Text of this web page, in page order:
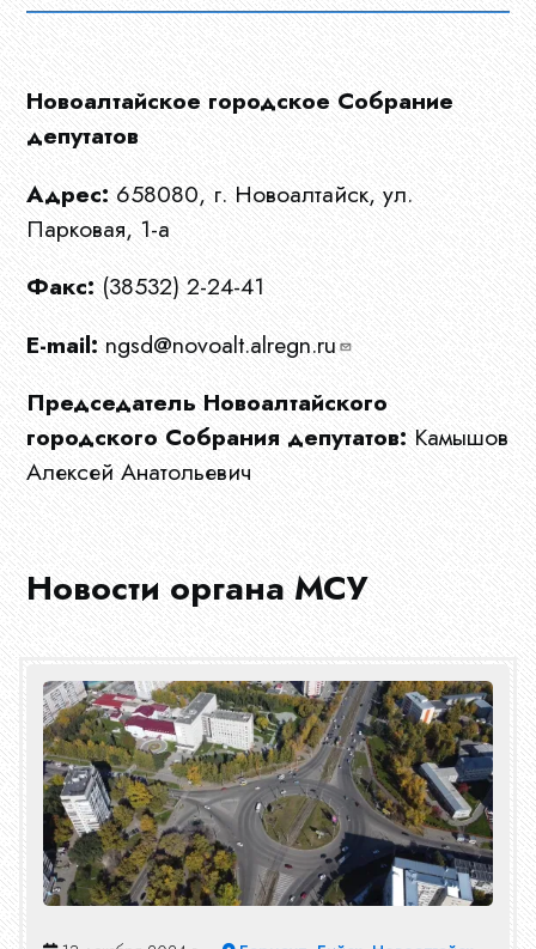
Главная
О
нас
Ограны
МСУ
Документы
Новости
Конкурсы
Эфир
Журнал
Новоалтайское городское Собрание
депутатов
Адрес:658080, г. Новоалтайск, ул.
Парковая, 1-а
Факс:(38532) 2-24-41
E-mail: ngsd@novoalt.alregn.ru
Председатель Новоалтайского
городского Собрания депутатов:Камышов
Алексей Анатольевич
Новости органа МСУ